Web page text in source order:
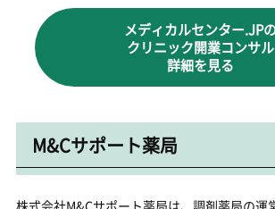
メディカルセンター.JP
クリニック開業コンサル
詳細を見る
M&Cサポート薬局
株式会社M&Cサポート薬局は、調剤薬局の運